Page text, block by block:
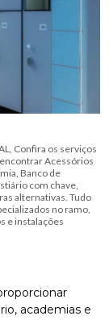
Confira os serviços
Acessórios
Banco de
com chave,
alternativas. Tudo
no ramo,
e instalações
academias e